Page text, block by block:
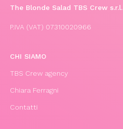
The Blonde Salad TBS Crew s.r.l.
P.IVA (VAT) 07310020966
CHI SIAMO
TBS Crew agency
Chiara Ferragni
Contatti